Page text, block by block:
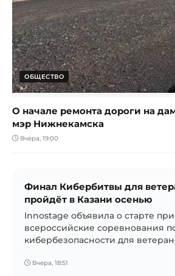
ОБЩЕСТВО
О начале ремонта дороги на
мэр Нижнекамска
Вчера, 19:00
Финал Кибербитвы для
пройдёт в Казани осенью
Innostage объявила о старте
всероссийские соревнования
кибербезопасности для
Вчера, 18:51